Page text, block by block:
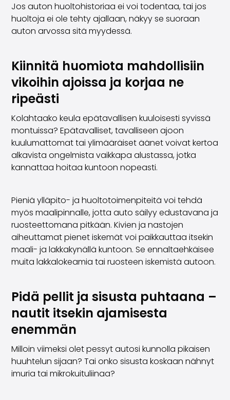
Tuotteet ja palvelut
Autoilun lisäpalvelut
SakaVarma
Rahoitus
Kotiintoimitus
SakaVarma hyötyajoneuvoille
Varusteet autoosi
Vetokoukut
Renkaat autoon
Auton ostaminen etänä
Saka Select
Uutiset ja kampanjat
Toimipisteet
Hallinto
Ostotiimi
Yhteydenotto
Rekrytointi
Laskutustiedot
Medialle
Reklamaatiot
Jos auton huoltohistoriaa ei voi todentaa, tai jos
huoltoja ei ole tehty ajallaan, näkyy se suoraan
auton arvossa sitä myydessä.
Kiinnitä huomiota mahdollisiin
vikoihin ajoissa ja korjaa ne
ripeästi
Kolahtaako keula epätavallisen kuuloisesti syvissä
montuissa? Epätavalliset, tavalliseen ajoon
kuulumattomat tai ylimääräiset äänet voivat kertoa
alkavista ongelmista vaikkapa alustassa, jotka
kannattaa hoitaa kuntoon nopeasti.
Pieniä ylläpito- ja huoltotoimenpiteitä voi tehdä
myös maalipinnalle, jotta auto säilyy edustavana ja
ruosteettomana pitkään. Kivien ja nastojen
aiheuttamat pienet iskemät voi paikkauttaa itsekin
maali- ja lakkakynällä kuntoon. Se ennaltaehkäisee
muita lakkalokeamia tai ruosteen iskemistä autoon.
Pidä pellit ja sisusta puhtaana –
nautit itsekin ajamisesta
enemmän
Milloin viimeksi olet pessyt autosi kunnolla pikaisen
huuhtelun sijaan? Tai onko sisusta koskaan nähnyt
imuria tai mikrokuituliinaa?